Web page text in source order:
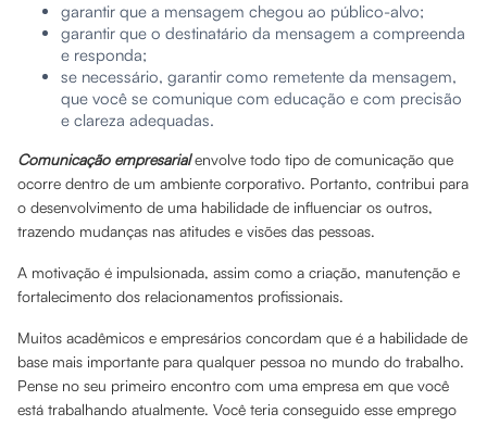
garantir que a mensagem chegou ao público-alvo;
garantir que o destinatário da mensagem a compreenda
e responda;
se necessário, garantir como remetente da mensagem,
que você se comunique com educação e com precisão
e clareza adequadas.
Comunicação empresarialenvolve todo tipo de comunicação que
ocorre dentro de um ambiente corporativo. Portanto, contribui para
o desenvolvimento de uma habilidade de influenciar os outros,
trazendo mudanças nas atitudes e visões das pessoas.
A motivação é impulsionada, assim como a criação, manutenção e
fortalecimento dos relacionamentos profissionais.
Muitos acadêmicos e empresários concordam que é a habilidade de
base mais importante para qualquer pessoa no mundo do trabalho.
Pense no seu primeiro encontro com uma empresa em que você
está trabalhando atualmente. Você teria conseguido esse emprego